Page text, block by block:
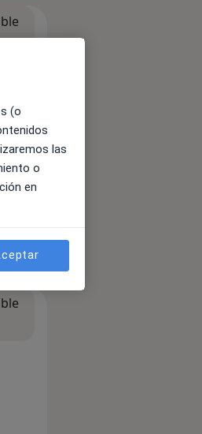
(o
las
o
en